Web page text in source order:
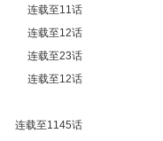
连载至11话
连载至12话
连载至23话
连载至12话
连载至1145话